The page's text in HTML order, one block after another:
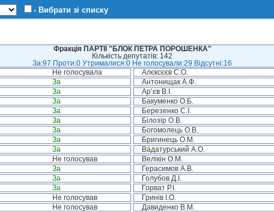
- Вибрати зі списку
Фракція ПАРТІЇ "БЛОК ПЕТРА ПОРОШЕНКА"
Кількість депутатів: 142
За:97 Проти:0 Утрималися:0 Не голосували:29 Відсутні:16
Не голосувала Алєксєєв С.О.
За Антонищак А.Ф.
За Ар’єв В.І.
За Бакуменко О.Б.
За Березенко С.І.
За Білозір О.В.
За Богомолець О.В.
За Бригинець О.М.
За Вадатурський А.О.
Не голосував Велікін О.М.
За Герасимов А.В.
За Голубов Д.І.
За Горват Р.І.
Не голосував Гринів І.О.
Не голосував Давиденко В.М.